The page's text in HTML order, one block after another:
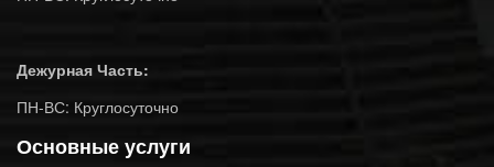
Дежурная Часть:
ПН-ВС: Круглосуточно
Основные услуги